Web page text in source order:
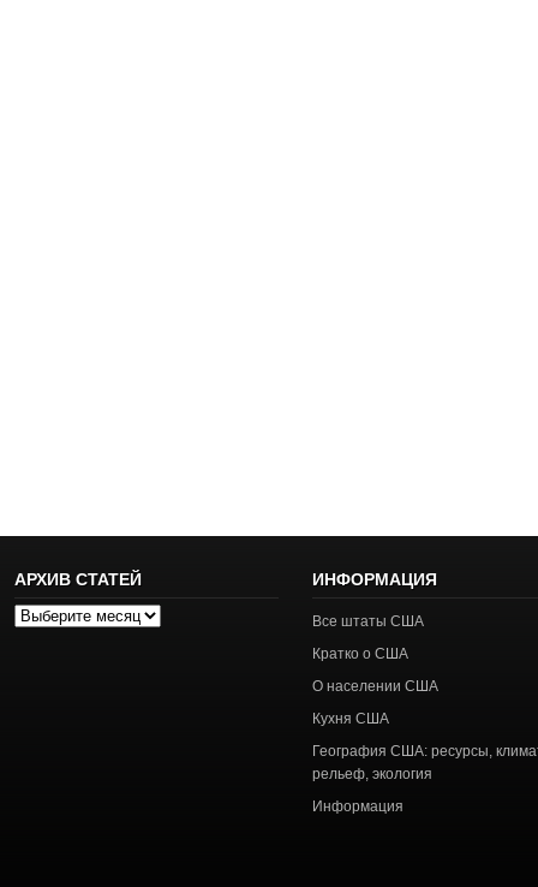
АРХИВ СТАТЕЙ
Архив
ИНФОРМАЦИЯ
Все штаты США
Кратко о США
О населении США
Кухня США
География США: ресурсы,
рельеф, экология
Информация